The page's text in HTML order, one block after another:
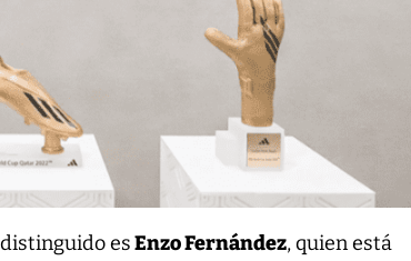
esEnzo Fernández, quien está